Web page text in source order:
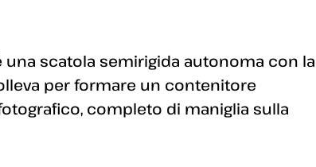
scatola semirigida autonoma con la
per formare un contenitore
completo di maniglia sulla